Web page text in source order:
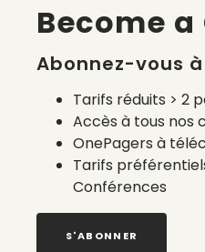
environnemental français ?
Nos
Become a
Abonnez-vous
Tarifs réduits > 2
Accès à tous nos
OnePagers à
Tarifs
Conférences
S'ABONNER